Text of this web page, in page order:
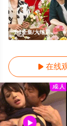
1-1全集/大结局
 在线